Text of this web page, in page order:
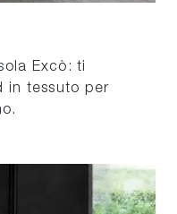
Excò: ti
in tessuto per